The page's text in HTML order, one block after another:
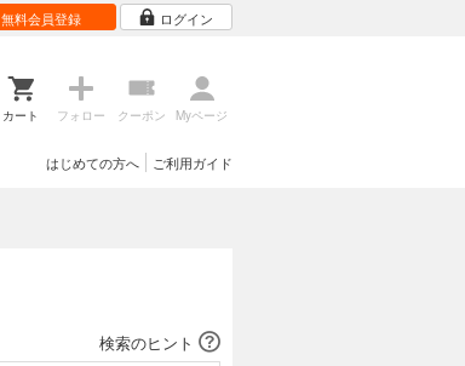
無料会員登録 ログイン
カート フォロー クーポン Myページ
ご利用ガイド
はじめての方へ
検索のヒント